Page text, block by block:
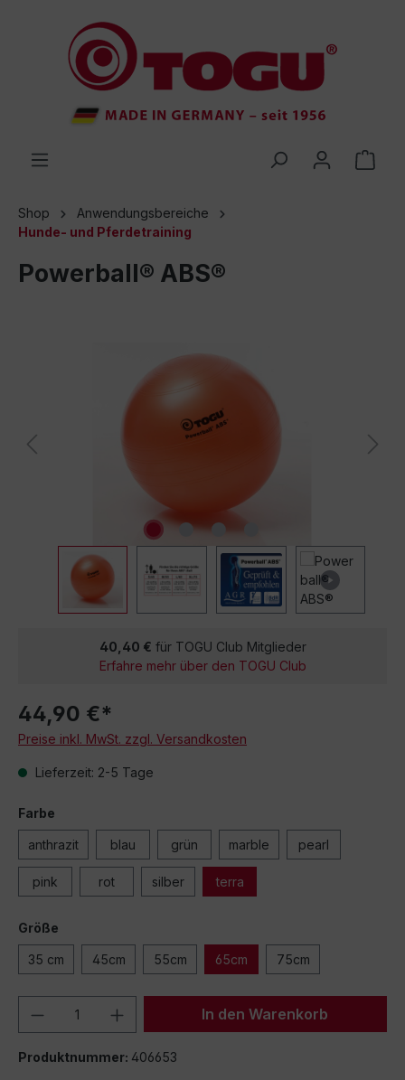
springen
Shop
Anwendungsbereiche
Hunde- und Pferdetraining
Powerball® ABS®
40,40 € für TOGU Club Mitglieder
Erfahre mehr über den TOGU Club
44,90 €*
Preise inkl. MwSt. zzgl. Versandkosten
Lieferzeit: 2-5 Tage
Farbe
anthrazit blau grün marble pearl
pink rot silber terra
Größe
35 cm 45cm 55cm 65cm 75cm
Produkt Anzahl: Gib denIn den Warenkorb
Produktnummer: 406653